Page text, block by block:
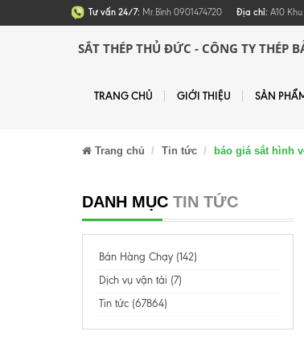
Tư vấn 24/7: Mr.Bình 0901474720 Địa chỉ: A10
SẮT THÉP THỦ ĐỨC - CÔNG TY THÉP
TRANG CHỦ GIỚI THIỆU SẢN
Trang chủ Tin tức báo giá sắt hình
DANH MỤC TIN TỨC
Bán Hàng Chạy (142)
Dịch vụ vận tải (7)
Tin tức (67864)